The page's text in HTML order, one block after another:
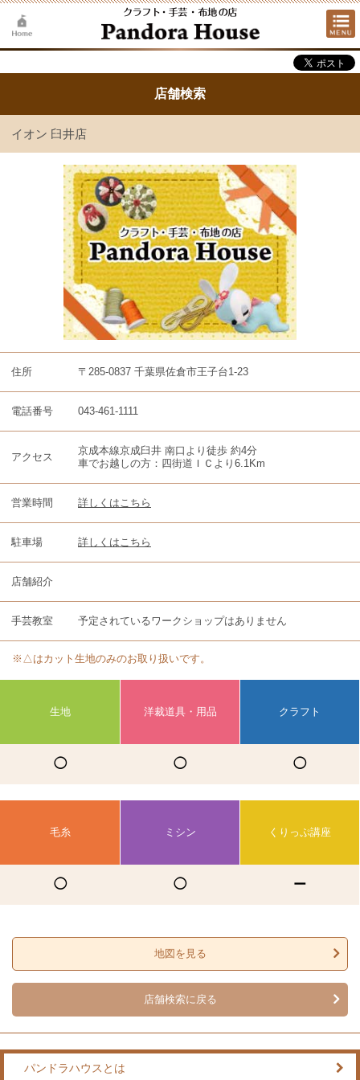
店舗検索
イオン 臼井店
住所 〒285-0837 千葉県佐倉市王子台1-23
電話番号 043-461-1111
アクセス
京成本線京成臼井 南口より徒歩 約4分
車でお越しの方：四街道ＩＣより6.1Km
営業時間 詳しくはこちら
駐車場 詳しくはこちら
店舗紹介
手芸教室 予定されているワークショップはありません
※△はカット生地のみのお取り扱いです。
生地 洋裁道具・用品 クラフト
◯ ◯ ◯
毛糸 ミシン くりっぷ講座
◯ ◯ ー
地図を見る
店舗検索に戻る
パンドラハウスとは